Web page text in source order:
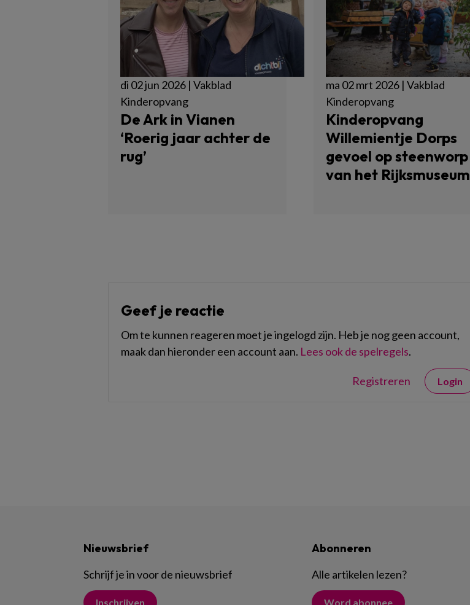
di 02 jun 2026 | Vakblad
Kinderopvang
De Ark in Vianen
‘Roerig jaar achter de
rug’
ma 02 mrt 2026 | Vakblad
Kinderopvang
Kinderopvang
Willemientje Dorps
gevoel op steenworp
van het Rijksmuseum
Geef je reactie
Om te kunnen reageren moet je ingelogd zijn. Heb je nog geen account,
maak dan hieronder een account aan. Lees ook de spelregels.
Registreren Login
Nieuwsbrief
Schrijf je in voor de nieuwsbrief
Inschrijven
Abonneren
Alle artikelen lezen?
Word abonnee